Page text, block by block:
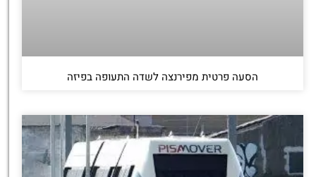
הסעה פרטית מפירנצה לשדה התעופה בפיזה